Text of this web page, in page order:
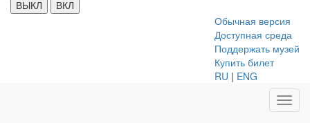
ВЫКЛ
ВКЛ
Обычная версия
Доступная среда
Поддержать музей
Купить билет
RU | ENG